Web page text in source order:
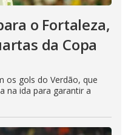
o Fortaleza,
da Copa
os gols do Verdão, que
na ida para garantir a